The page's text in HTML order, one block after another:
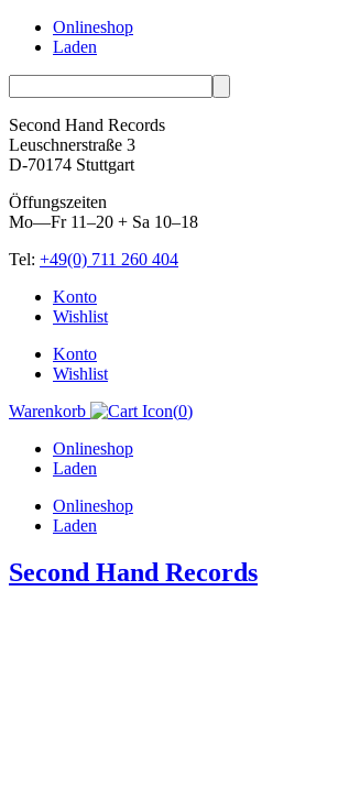
Onlineshop
Laden
Second Hand Records
Leuschnerstraße 3
D-70174 Stuttgart
Öffungszeiten
Mo—Fr 11–20 + Sa 10–18
Tel: +49(0) 711 260 404
Skip
Konto
Wishlist
Konto
Wishlist
Warenkorb
(0)
Onlineshop
Laden
Onlineshop
Laden
Second Hand Records